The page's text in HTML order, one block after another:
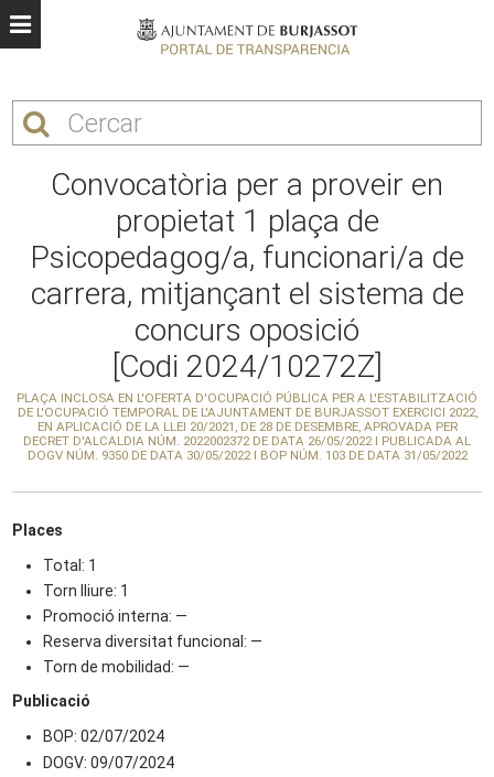
Convocatòria per a proveir en
propietat 1 plaça de
Psicopedagog/a, funcionari/a de
carrera, mitjançant el sistema de
concurs oposició
[Codi 2024/10272Z]
PLAÇA INCLOSA EN L'OFERTA D'OCUPACIÓ PÚBLICA PER A L'ESTABILITZACIÓ
DE L'OCUPACIÓ TEMPORAL DE L'AJUNTAMENT DE BURJASSOT EXERCICI 2022,
EN APLICACIÓ DE LA LLEI 20/2021, DE 28 DE DESEMBRE, APROVADA PER
DECRET D'ALCALDIA NÚM. 2022002372 DE DATA 26/05/2022 I PUBLICADA AL
DOGV NÚM. 9350 DE DATA 30/05/2022 I BOP NÚM. 103 DE DATA 31/05/2022
Places
Total: 1
Torn lliure: 1
Promoció interna: —
Reserva diversitat funcional: —
Torn de mobilidad: —
Publicació
BOP: 02/07/2024
DOGV: 09/07/2024